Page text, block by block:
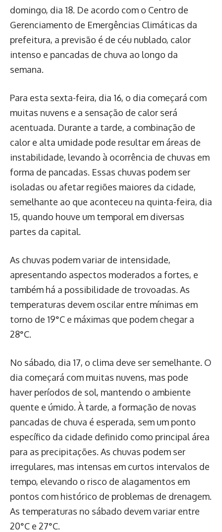
domingo, dia 18. De acordo com o Centro de
Gerenciamento de Emergências Climáticas da
prefeitura, a previsão é de céu nublado, calor
intenso e pancadas de chuva ao longo da
semana.
Para esta sexta-feira, dia 16, o dia começará com
muitas nuvens e a sensação de calor será
acentuada. Durante a tarde, a combinação de
calor e alta umidade pode resultar em áreas de
instabilidade, levando à ocorrência de chuvas em
forma de pancadas. Essas chuvas podem ser
isoladas ou afetar regiões maiores da cidade,
semelhante ao que aconteceu na quinta-feira, dia
15, quando houve um temporal em diversas
partes da capital.
As chuvas podem variar de intensidade,
apresentando aspectos moderados a fortes, e
também há a possibilidade de trovoadas. As
temperaturas devem oscilar entre mínimas em
torno de 19°C e máximas que podem chegar a
28°C.
No sábado, dia 17, o clima deve ser semelhante. O
dia começará com muitas nuvens, mas pode
haver períodos de sol, mantendo o ambiente
quente e úmido. À tarde, a formação de novas
pancadas de chuva é esperada, sem um ponto
específico da cidade definido como principal área
para as precipitações. As chuvas podem ser
irregulares, mas intensas em curtos intervalos de
tempo, elevando o risco de alagamentos em
pontos com histórico de problemas de drenagem.
As temperaturas no sábado devem variar entre
20°C e 27°C.